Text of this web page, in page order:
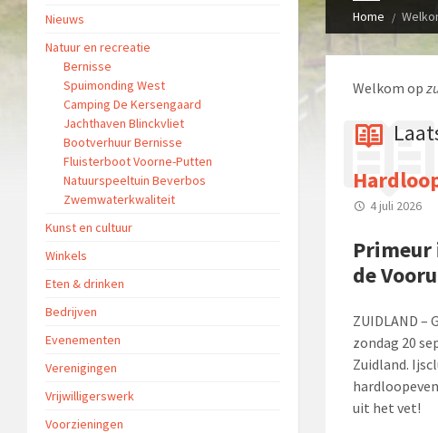
Home
Welkom op
4 juli 2026
de
ZUIDLAND
zondag 20
Zuidland.
uit het vet!
Nieuws
Natuur en recreatie
Bernisse
Spuimonding West
Camping De Kersengaard
Jachthaven Blinckvliet
Bootverhuur Bernisse
Fluisterboot Voorne-Putten
Natuurspeeltuin Beverbos
Zwemwaterkwaliteit
Kunst en cultuur
Winkels
Eten & drinken
Bedrijven
Evenementen
Verenigingen
Vrijwilligerswerk
Voorzieningen